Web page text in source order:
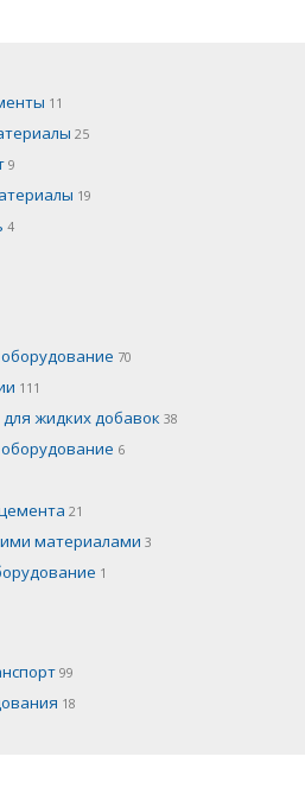
11
25
9
19
4
70
111
жидких добавок 38
6
21
материалами 3
1
99
18